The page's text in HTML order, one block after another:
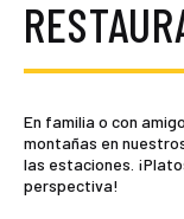
En familia o con
montañas en
las estaciones.
perspectiva!